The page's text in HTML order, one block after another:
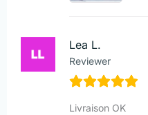
Lea L.
Reviewer
Livraison OK